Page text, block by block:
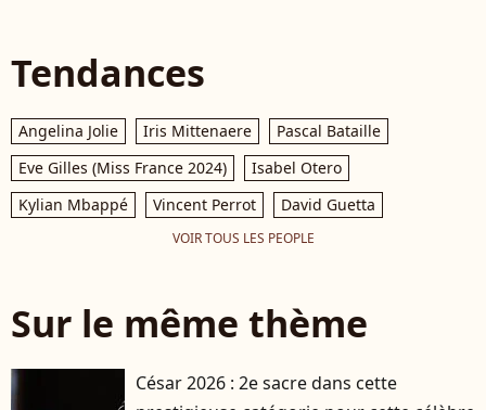
Tendances
Angelina Jolie Iris Mittenaere
Pascal Bataille
Eve Gilles (Miss France 2024)
Isabel Otero
Kylian Mbappé
Vincent Perrot David Guetta
VOIR TOUS LES PEOPLE
Sur le même thème
César 2026 : 2e sacre dans cette